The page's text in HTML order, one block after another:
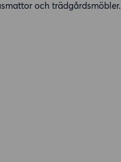
och trädgårdsmöbler.